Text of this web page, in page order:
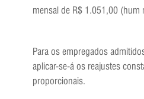
mensal de R$ 1.051,00 (hum
Para os empregados
aplicar-se-á os reajustes
proporcionais.